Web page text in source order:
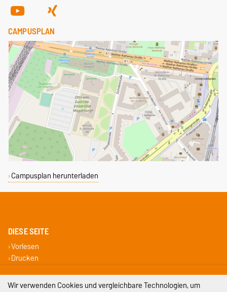
CAMPUSPLAN
Campusplan herunterladen
DIESE SEITE
Vorlesen
Drucken
Impressum
Wir verwenden Cookies und vergleichbare Technologien, um